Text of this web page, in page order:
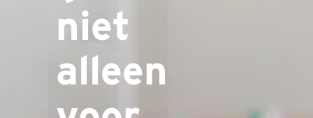
niet
alleen